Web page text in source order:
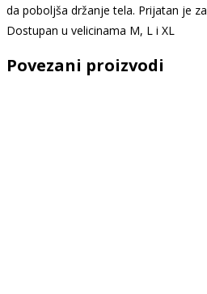
da poboljša držanje tela. Prijatan je
Dostupan u velicinama M, L i XL
Povezani proizvodi